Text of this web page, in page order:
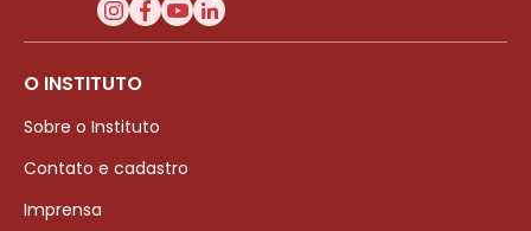
O INSTITUTO
Sobre o Instituto
Contato e cadastro
Imprensa